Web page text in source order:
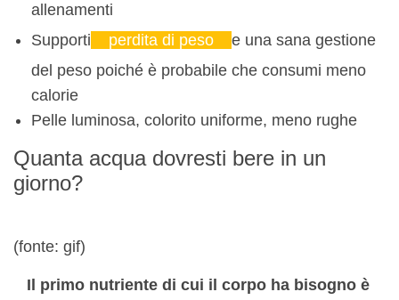
allenamenti
Supporti
perdita di peso
e una sana gestione
del peso poiché è probabile che consumi meno
calorie
Pelle luminosa, colorito uniforme, meno rughe
Quanta acqua dovresti bere in un
giorno?
(fonte: gif)
Il primo nutriente di cui il corpo ha bisogno è